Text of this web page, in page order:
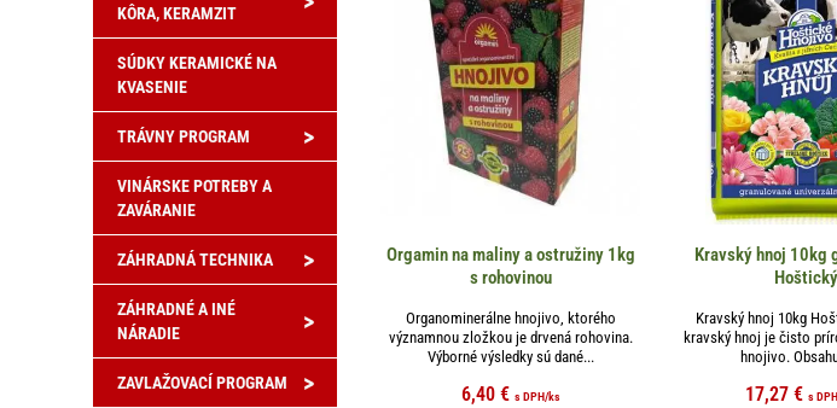
Orgamin na maliny a ostružiny 1kg
s rohovinou
Organominerálne hnojivo, ktorého
významnou zložkou je drvená rohovina.
Výborné výsledky sú dané...
6,40 € s DPH/ks
Kravský hnoj 10kg
Hoštický
Kravský hnoj 10kg
kravský hnoj je čisto
hnojivo.
17,27 € s DPH
KÔRA, KERAMZIT
SÚDKY KERAMICKÉ NA
KVASENIE
>
TRÁVNY PROGRAM
VINÁRSKE POTREBY A
ZAVÁRANIE
>
ZÁHRADNÁ TECHNIKA
>
ZÁHRADNÉ A INÉ
NÁRADIE
>
ZAVLAŽOVACÍ PROGRAM